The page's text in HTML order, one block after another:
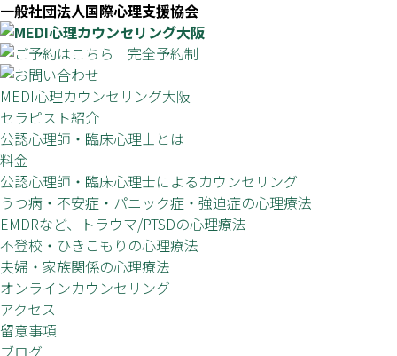
一般社団法人国際心理支援協会
MEDI心理カウンセリング大阪
セラピスト紹介
公認心理師・臨床心理士とは
料金
公認心理師・臨床心理士によるカウンセリング
うつ病・不安症・パニック症・強迫症の心理療法
EMDRなど、トラウマ/PTSDの心理療法
不登校・ひきこもりの心理療法
夫婦・家族関係の心理療法
オンラインカウンセリング
アクセス
留意事項
ブログ